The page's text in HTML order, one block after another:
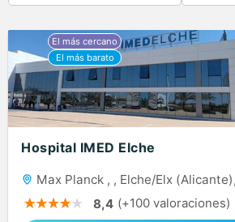
Hospital IMED Elche
Max Planck , , Elche/Elx
8,4 (+100 valoraciones)